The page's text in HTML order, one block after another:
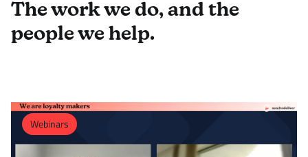
The work we do, and the
people we help.
Webinars